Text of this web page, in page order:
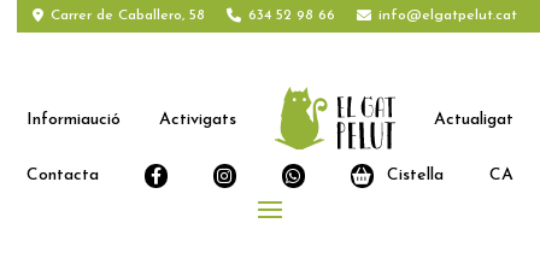
Carrer de Caballero, 58 634 52 98 66 info@elgatpelut.cat
Informiaució Activigats Actualigat
Contacta Cistella CA